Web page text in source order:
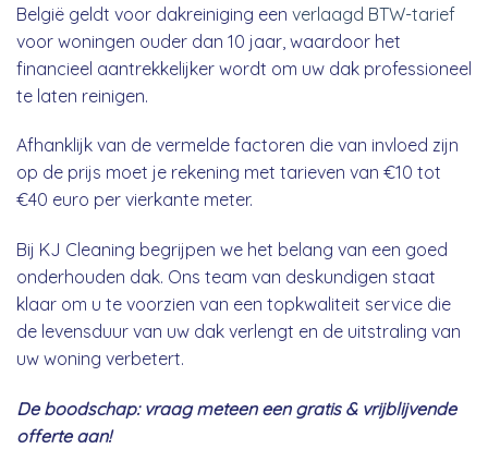
België geldt voor dakreiniging een verlaagd BTW-tarief
voor woningen ouder dan 10 jaar, waardoor het
financieel aantrekkelijker wordt om uw dak professioneel
te laten reinigen.
Afhanklijk van de vermelde factoren die van invloed zijn
op de prijs moet je rekening met tarieven van €10 tot
€40 euro per vierkante meter.
Bij KJ Cleaning begrijpen we het belang van een goed
onderhouden dak. Ons team van deskundigen staat
klaar om u te voorzien van een topkwaliteit service die
de levensduur van uw dak verlengt en de uitstraling van
uw woning verbetert.
De boodschap: vraag meteen een gratis & vrijblijvende
offerte aan!